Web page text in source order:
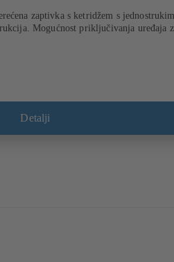
zaptivka s ketridžem s
Mogućnost priključivanja uređaja
Detalji